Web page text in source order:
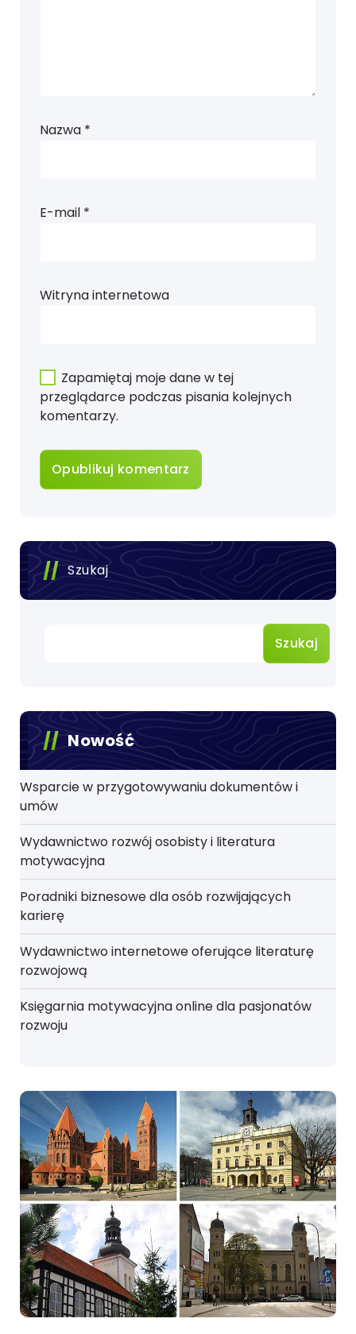
Nazwa *
E-mail *
Witryna internetowa
Zapamiętaj moje dane w tej
przeglądarce podczas pisania kolejnych
komentarzy.
Szukaj
Szukaj
Nowość
Wsparcie w przygotowywaniu dokumentów i
umów
Wydawnictwo rozwój osobisty i literatura
motywacyjna
Poradniki biznesowe dla osób rozwijających
karierę
Wydawnictwo internetowe oferujące literaturę
rozwojową
Księgarnia motywacyjna online dla pasjonatów
rozwoju